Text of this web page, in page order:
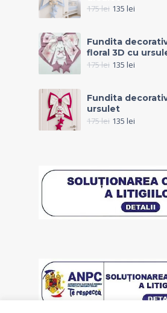
175lei 135 lei
Fundita
floral 3D cu
175lei 135 lei
Fundita
ursulet
175lei 135 lei